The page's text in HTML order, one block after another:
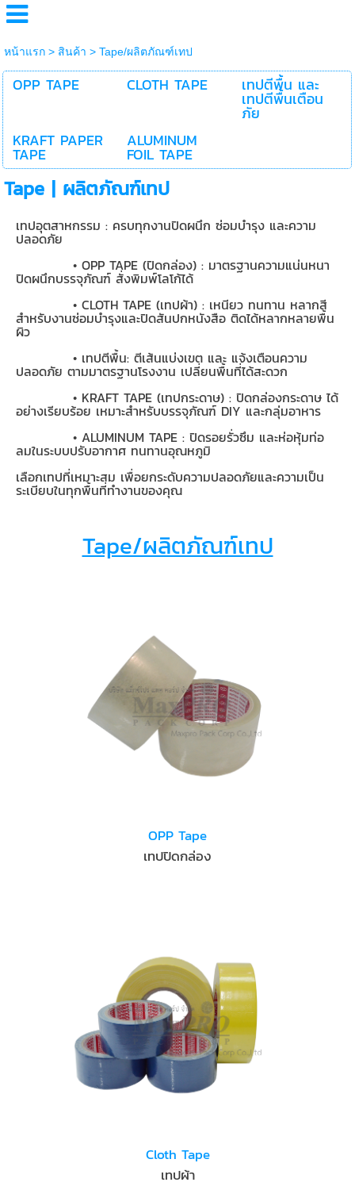
หน้าแรก> สินค้า > Tape/ผลิตภัณฑ์เทป
OPP TAPE CLOTH TAPE เทปตีพื้น และ
เทปตีพื้นเตือน
ภัย
KRAFT PAPER
TAPE
ALUMINUM
FOIL TAPE
Tape | ผลิตภัณฑ์เทป
เทปอุตสาหกรรม : ครบทุกงานปิดผนึก ซ่อมบำรุง และความ
ปลอดภัย
• OPP TAPE (ปิดกล่อง) : มาตรฐานความแน่นหนา
ปิดผนึกบรรจุภัณฑ์ สั่งพิมพ์โลโก้ได้
• CLOTH TAPE (เทปผ้า) : เหนียว ทนทาน หลากสี
สำหรับงานซ่อมบำรุงและปิดสันปกหนังสือ ติดได้หลากหลายพื้น
ผิว
• เทปตีพื้น: ตีเส้นแบ่งเขต และ แจ้งเตือนความ
ปลอดภัย ตามมาตรฐานโรงงาน เปลี่ยนพื้นที่ได้สะดวก
• KRAFT TAPE (เทปกระดาษ) : ปิดกล่องกระดาษ ได้
อย่างเรียบร้อย เหมาะสำหรับบรรจุภัณฑ์ DIY และกลุ่มอาหาร
• ALUMINUM TAPE : ปิดรอยรั่วซึม และห่อหุ้มท่อ
ลมในระบบปรับอากาศ ทนทานอุณหภูมิ
เลือกเทปที่เหมาะสม เพื่อยกระดับความปลอดภัยและความเป็น
ระเบียบในทุกพื้นที่ทำงานของคุณ
Tape/ผลิตภัณฑ์เทป
OPP Tape
เทปปิดกล่อง
Cloth Tape
เทปผ้า